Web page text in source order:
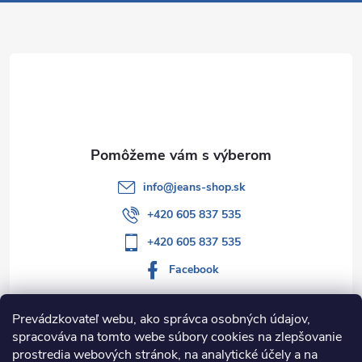
Prevádzkovateľ webu, ako správca osobných údajov,
spracováva na tomto webe súbory cookies na zlepšovanie
prostredia webových stránok, na analytické účely a na
Informácie pre vás
info@jeans-shop.sk
+420 605 837 535
+420 605 837 535
Facebook